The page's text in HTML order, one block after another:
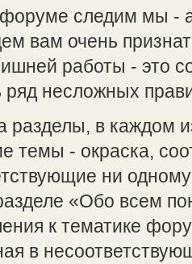
следим мы -
вам очень
работы - это
несложных
разделы, в каждом
темы - окраска,
ни
«Обо всем
к тематике
в